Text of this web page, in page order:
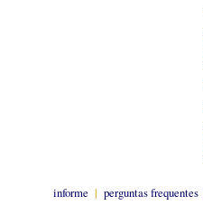
informe | perguntas frequentes